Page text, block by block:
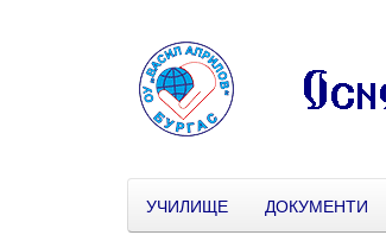
УЧИЛИЩЕ ДОКУМЕНТИ